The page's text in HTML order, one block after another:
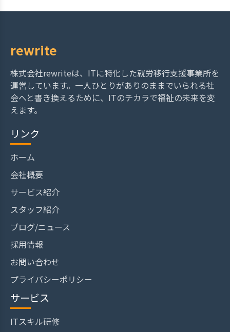
rewrite
株式会社rewriteは、ITに特化した就労移行支援事業所を
運営しています。一人ひとりがありのままでいられる社
会へと書き換えるために、ITのチカラで福祉の未来を変
えます。
リンク
ホーム
会社概要
サービス紹介
スタッフ紹介
ブログ/ニュース
採用情報
お問い合わせ
プライバシーポリシー
サービス
ITスキル研修